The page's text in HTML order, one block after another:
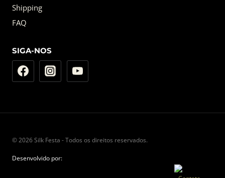
Shipping
FAQ
SIGA-NOS
© 2026 Silk Festa - Todos os direitos reservados.
Desenvolvido por: